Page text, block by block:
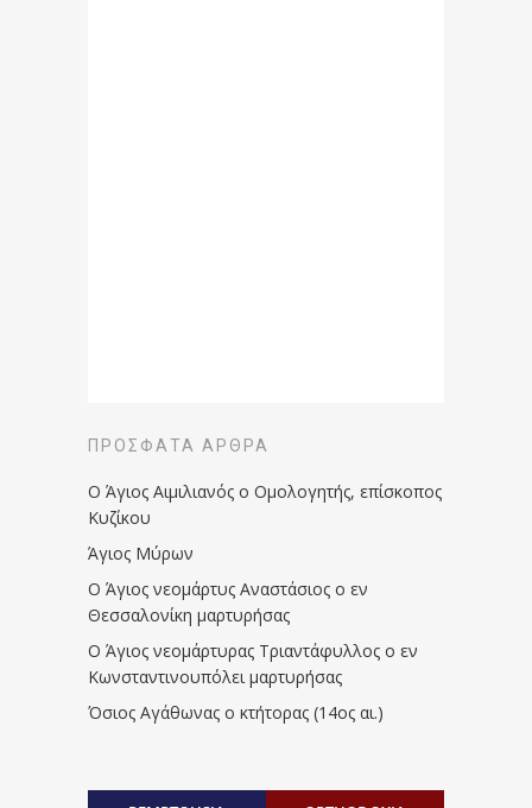
ΠΡΌΣΦΑΤΑ ΆΡΘΡΑ
Ο Άγιος Αιμιλιανός ο Ομολογητής, επίσκοπος
Κυζίκου
Άγιος Μύρων
Ο Άγιος νεομάρτυς Αναστάσιος ο εν
Θεσσαλονίκη μαρτυρήσας
Ο Άγιος νεομάρτυρας Τριαντάφυλλος ο εν
Κωνσταντινουπόλει μαρτυρήσας
Όσιος Αγάθωνας ο κτήτορας (14ος αι.)